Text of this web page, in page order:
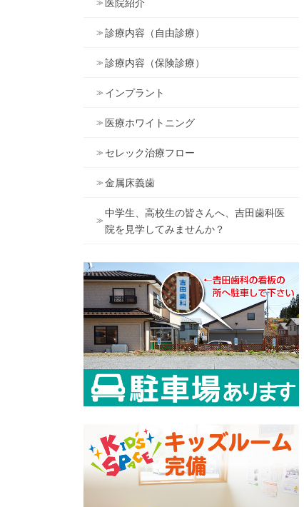
医院紹介
診療内容（自由診療）
診療内容（保険診療）
インプラント
医療ホワイトニング
セレック治療フロー
金属床義歯
中学生、高校生の皆さんへ、吉田歯科医
院を見学してみませんか？